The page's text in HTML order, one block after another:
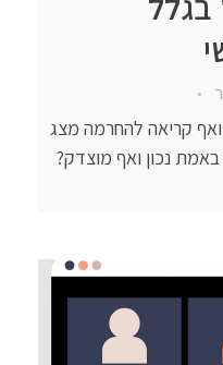
קריאה להחרמה מצג
נכון ואף מוצדק?